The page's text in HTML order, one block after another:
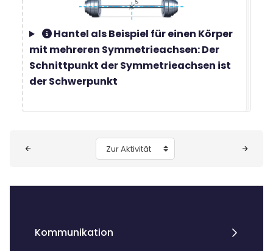
Hantel als Beispiel für einen Körper
mit mehreren Symmetrieachsen: Der
Schnittpunkt der Symmetrieachsen ist
der Schwerpunkt
Zur Aktivität
Kommunikation